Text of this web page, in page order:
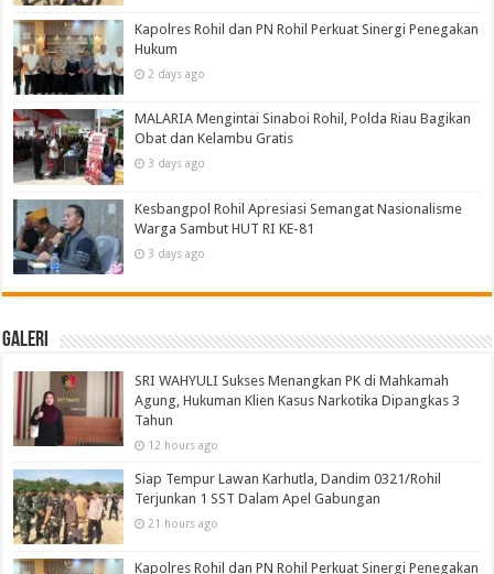
Kapolres Rohil dan PN Rohil Perkuat Sinergi Penegakan
Hukum
2 days ago
MALARIA Mengintai Sinaboi Rohil, Polda Riau Bagikan
Obat dan Kelambu Gratis
3 days ago
Kesbangpol Rohil Apresiasi Semangat Nasionalisme
Warga Sambut HUT RI KE-81
3 days ago
Galeri
SRI WAHYULI Sukses Menangkan PK di Mahkamah
Agung, Hukuman Klien Kasus Narkotika Dipangkas 3
Tahun
12 hours ago
Siap Tempur Lawan Karhutla, Dandim 0321/Rohil
Terjunkan 1 SST Dalam Apel Gabungan
21 hours ago
Kapolres Rohil dan PN Rohil Perkuat Sinergi Penegakan